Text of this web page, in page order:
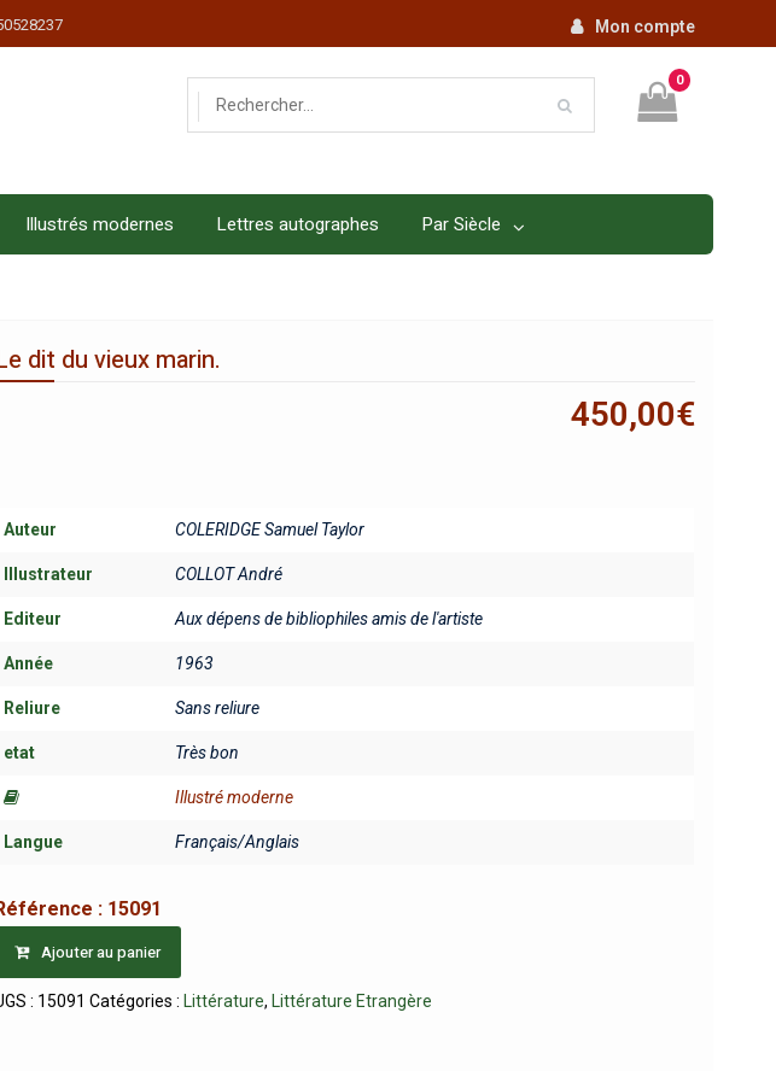
Mon compte
0
Illustrés modernes Lettres autographes Par Siècle
dit du vieux marin.
450,00€
Auteur COLERIDGE Samuel Taylor
Illustrateur COLLOT André
Editeur Aux dépens de bibliophiles amis de l'artiste
Année 1963
Reliure Sans reliure
etat Très bon
Illustré moderne
Langue Français/Anglais
: 15091
Ajouter au panier
: 15091 Catégories : Littérature, Littérature Etrangère